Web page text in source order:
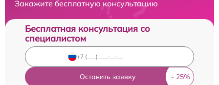
Закажите бесплатную консультацию
Бесплатная консультация со
специалистом
Оставить заявку